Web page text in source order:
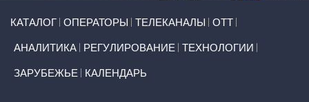
КАТАЛОГ ОПЕРАТОРЫ ТЕЛЕКАНАЛЫ ОТТ
АНАЛИТИКА РЕГУЛИРОВАНИЕ ТЕХНОЛОГИИ
ЗАРУБЕЖЬЕ КАЛЕНДАРЬ